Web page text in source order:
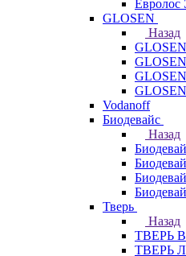
Евролос
GLOSEN
Назад
Vodanoff
Биодевайс
Назад
Тверь
Назад
ТВЕРЬ
ТВЕРЬ